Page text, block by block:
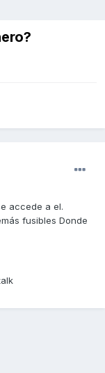
accede a el.
fusibles Donde